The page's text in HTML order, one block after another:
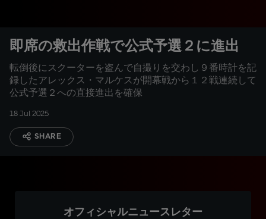
即席の救出作戦で公式予選２に進出
転倒後にスクーターを盗んで自撮りを交わし９番時計を記
録したアレックス・マルケスが開幕戦から１２戦連続して
公式予選２への直接進出を確保
18 Jul 2025
SHARE
オフィシャルニュースレター